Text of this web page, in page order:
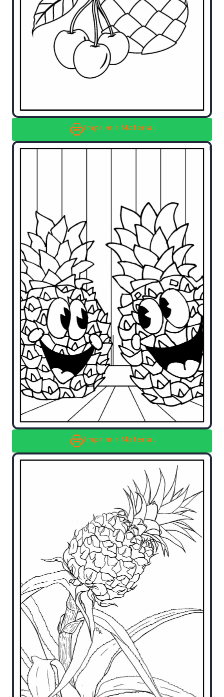
Imprimir Material
Imprimir Material